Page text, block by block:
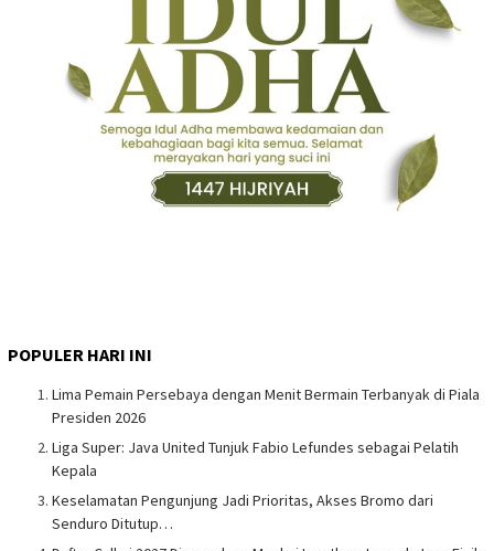
POPULER HARI INI
Lima Pemain Persebaya dengan Menit Bermain Terbanyak di Piala
Presiden 2026
Liga Super: Java United Tunjuk Fabio Lefundes sebagai Pelatih
Kepala
Keselamatan Pengunjung Jadi Prioritas, Akses Bromo dari
Senduro Ditutup…